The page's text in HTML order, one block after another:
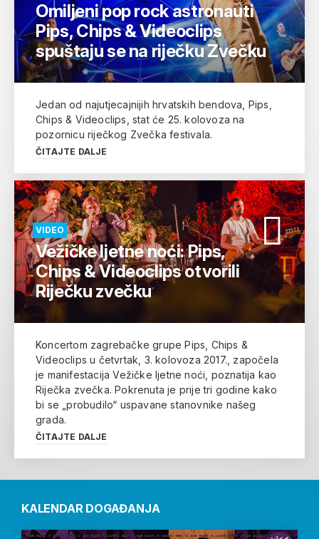
Omiljeni pop rock astronauti
Pips, Chips & Videoclips
spuštaju se na riječku Zvečku
Jedan od najutjecajnijih hrvatskih bendova, Pips,
Chips & Videoclips, stat će 25. kolovoza na
pozornicu riječkog Zvečka festivala.
ČITAJTE DALJE
VIDEO
Vežičke ljetne noći: Pips,
Chips & Videoclips otvorili
Riječku zvečku
Koncertom zagrebačke grupe Pips, Chips &
Videoclips u četvrtak, 3. kolovoza 2017., započela
je manifestacija Vežičke ljetne noći, poznatija kao
Riječka zvečka. Pokrenuta je prije tri godine kako
bi se „probudilo“ uspavane stanovnike našeg
grada.
ČITAJTE DALJE
KALENDAR DOGAĐANJA